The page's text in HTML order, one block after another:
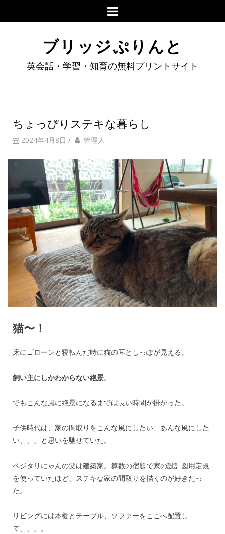
ブリッジぷりんと
英会話・学習・知育の無料プリントサイト
ちょっぴりステキな暮らし
2024年4月8日 / 管理人
猫〜！
床にゴローンと寝転んだ時に猫の耳としっぽが見える。
飼い主にしかわからない絶景。
でもこんな風に絶景になるまでは長い時間が掛かった。
子供時代は、家の間取りをこんな風にしたい、あんな風にした
い、、、と思いを馳せていた。
ベジタリにゃんの父は建築家。算数の宿題で家の設計図用定規
を使っていたほど、ステキな家の間取りを描くのが好きだっ
た。
リビングには本棚とテーブル、ソファーをここへ配置し
て、、、。